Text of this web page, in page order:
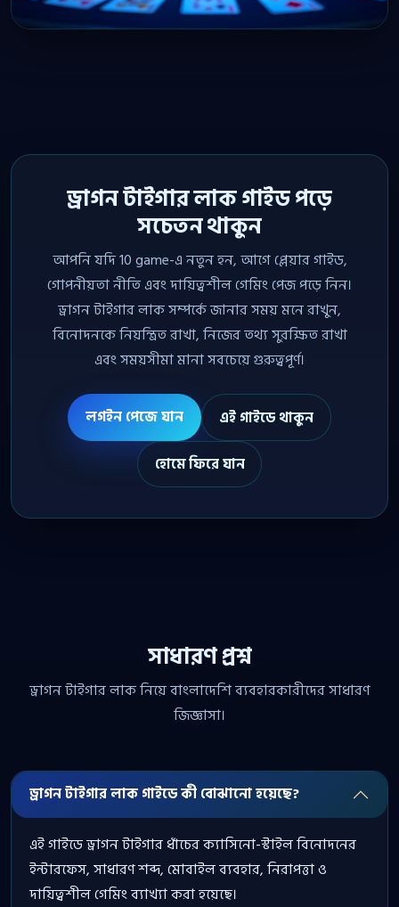
ড্রাগন টাইগার লাক গাইড পড়ে
সচেতন থাকুন
আপনি যদি 10 game-এ নতুন হন, আগে প্লেয়ার গাইড,
গোপনীয়তা নীতি এবং দায়িত্বশীল গেমিং পেজ পড়ে নিন।
ড্রাগন টাইগার লাক সম্পর্কে জানার সময় মনে রাখুন,
বিনোদনকে নিয়ন্ত্রিত রাখা, নিজের তথ্য সুরক্ষিত রাখা
এবং সময়সীমা মানা সবচেয়ে গুরুত্বপূর্ণ।
লগইন পেজে যান এই গাইডে থাকুন
হোমে ফিরে যান
সাধারণ প্রশ্ন
ড্রাগন টাইগার লাক নিয়ে বাংলাদেশি ব্যবহারকারীদের সাধারণ
জিজ্ঞাসা।
ড্রাগন টাইগার লাক গাইডে কী বোঝানো হয়েছে?
এই গাইডে ড্রাগন টাইগার ধাঁচের ক্যাসিনো-স্টাইল বিনোদনের
ইন্টারফেস, সাধারণ শব্দ, মোবাইল ব্যবহার, নিরাপত্তা ও
দায়িত্বশীল গেমিং ব্যাখ্যা করা হয়েছে।